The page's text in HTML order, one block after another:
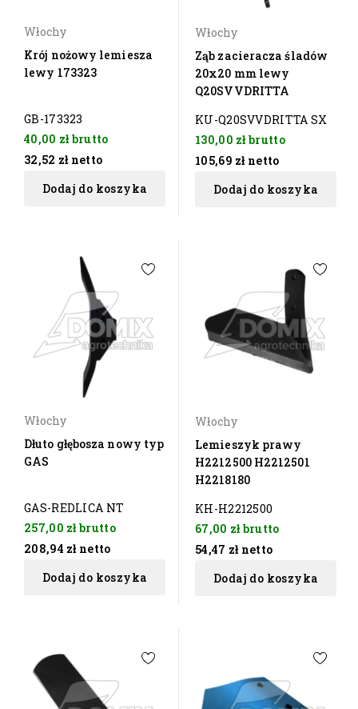
Włochy
Krój nożowy lemiesza
lewy 173323
GB-173323
40,00 złbrutto
32,52 zł netto
Dodaj do koszyka
Włochy
Ząb zacieracza śladów
20x20 mm lewy
Q20SVVDRITTA
KU-Q20SVVDRITTA SX
130,00 złbrutto
105,69 zł netto
Dodaj do koszyka
Włochy
Dłuto głębosza nowy typ
GAS
GAS-REDLICA NT
257,00 złbrutto
208,94 zł netto
Dodaj do koszyka
Włochy
Lemieszyk prawy
H2212500 H2212501
H2218180
KH-H2212500
67,00 złbrutto
54,47 zł netto
Dodaj do koszyka